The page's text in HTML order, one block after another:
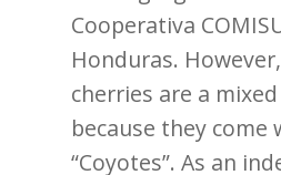
Cooperativa
Honduras.
cherries are a
because they come
“Coyotes”. As an